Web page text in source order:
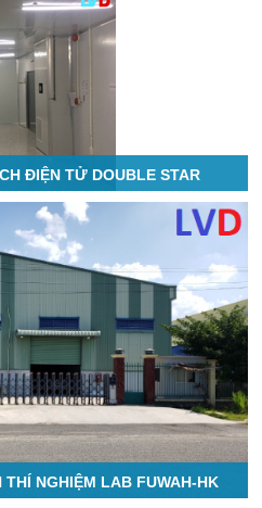
ĐIỆN TỬ DOUBLE STAR
THÍ NGHIỆM LAB FUWAH-HK